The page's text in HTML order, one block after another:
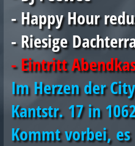
- Happy Hour
- Riesige
- Eintritt
Im Herzen der
Kantstr. 17 in
Kommt vorbei,